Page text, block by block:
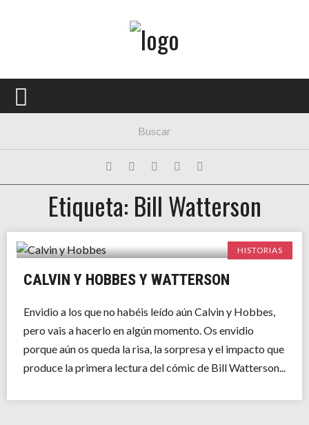
PORTADA
FESTIVALES
EXPOSICIONES
HISTORIAS
Etiqueta: Bill Watterson
HISTORIAS
CALVIN Y HOBBES Y WATTERSON
Envidio a los que no habéis leído aún Calvin y Hobbes,
pero vais a hacerlo en algún momento. Os envidio
porque aún os queda la risa, la sorpresa y el impacto que
produce la primera lectura del cómic de Bill Watterson...